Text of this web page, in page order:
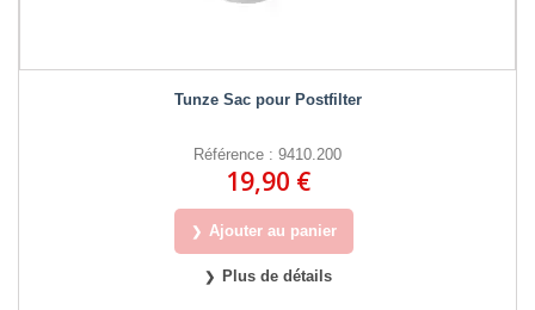
Tunze Sac pour Postfilter
Référence : 9410.200
19,90 €
Ajouter au panier
Plus de détails